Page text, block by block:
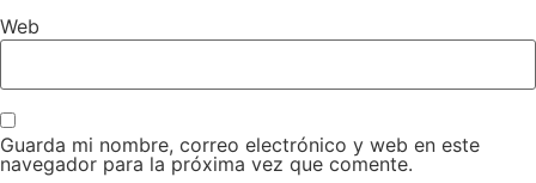
Web
Guarda mi nombre, correo electrónico y web en este
navegador para la próxima vez que comente.